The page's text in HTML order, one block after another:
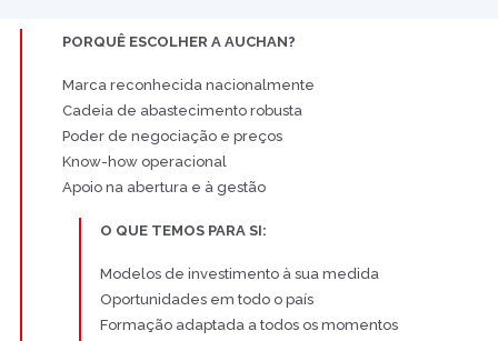
PORQUÊ ESCOLHER A AUCHAN?
Marca reconhecida nacionalmente
Cadeia de abastecimento robusta
Poder de negociação e preços
Know-how operacional
Apoio na abertura e à gestão
O QUE TEMOS PARA SI:
Modelos de investimento à sua medida
Oportunidades em todo o país
Formação adaptada a todos os momentos